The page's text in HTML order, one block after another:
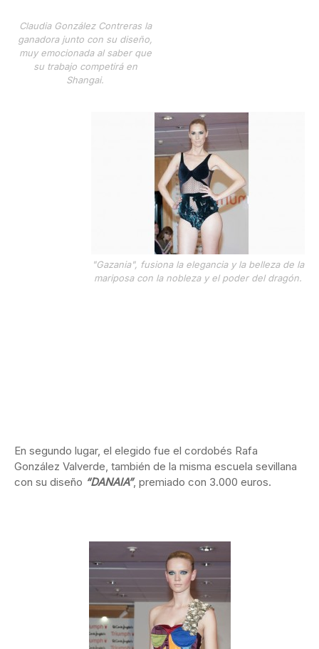
Claudia González Contreras la
ganadora junto con su diseño,
muy emocionada al saber que
su trabajo competirá en
Shangai.
"Gazania", fusiona la elegancia y la belleza de la
mariposa con la nobleza y el poder del dragón.
En segundo lugar, el elegido fue el cordobés Rafa
González Valverde, también de la misma escuela sevillana
con su diseño “DANAIA”, premiado con 3.000 euros.